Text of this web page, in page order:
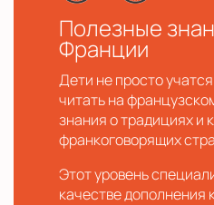
Полезные
Франции
Дети не просто
читать на
знания о традициях и
франкоговорящих
Этот уровень
качестве дополнения